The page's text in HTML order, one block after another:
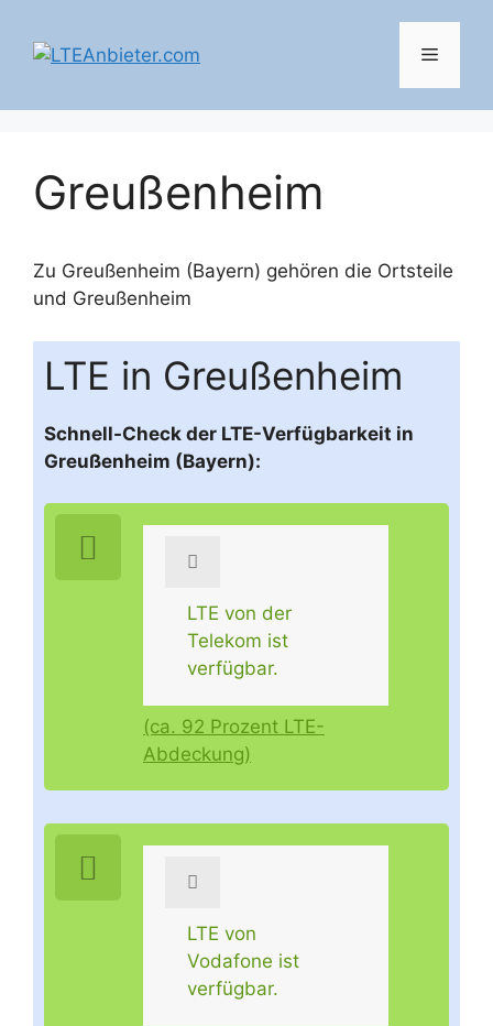
Inhalt
springen
Menü
Greußenheim
Zu Greußenheim (Bayern) gehören die Ortsteile
und Greußenheim
LTE in Greußenheim
Schnell-Check der LTE-Verfügbarkeit in
Greußenheim (Bayern):
LTE von der
Telekom ist
verfügbar.
(ca. 92 Prozent LTE-
Abdeckung)
LTE von
Vodafone ist
verfügbar.